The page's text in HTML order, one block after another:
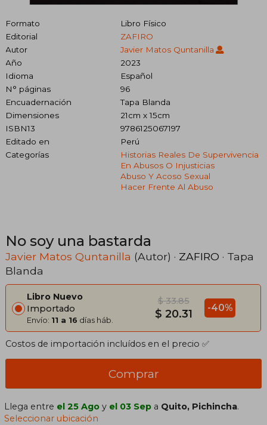
Formato
Libro Físico
Editorial
ZAFIRO
Autor
Javier Matos Quntanilla
Año
2023
Idioma
Español
N° páginas
96
Encuadernación
Tapa Blanda
Dimensiones
21cm x 15cm
ISBN13
9786125067197
Editado en
Perú
Categorías
Historias Reales De Supervivencia
En Abusos O Injusticias
Abuso Y Acoso Sexual
Hacer Frente Al Abuso
No soy una bastarda
Javier Matos Quntanilla (Autor) · ZAFIRO · Tapa
Blanda
Libro Nuevo
Importado
Envío: 11 a 16 días háb.
$ 33.85
$ 20.31 -40%
Costos de importación incluídos en el precio ✅
Comprar
Llega entre el 25 Ago y el 03 Sep a Quito, Pichincha.
Seleccionar ubicación